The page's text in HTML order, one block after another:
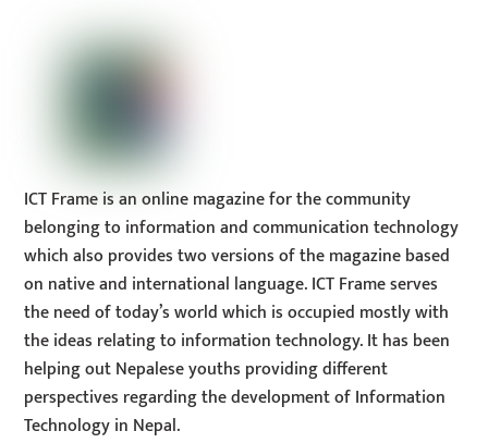
ICT Frame is an online magazine for the community
belonging to information and communication technology
which also provides two versions of the magazine based
on native and international language. ICT Frame serves
the need of today’s world which is occupied mostly with
the ideas relating to information technology. It has been
helping out Nepalese youths providing different
perspectives regarding the development of Information
Technology in Nepal.